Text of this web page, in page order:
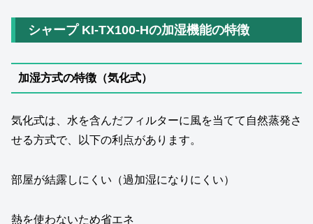
シャープ KI-TX100-Hの加湿機能の特徴
加湿方式の特徴（気化式）
気化式は、水を含んだフィルターに風を当てて自然蒸発さ
せる方式で、以下の利点があります。
部屋が結露しにくい（過加湿になりにくい）
熱を使わないため省エネ